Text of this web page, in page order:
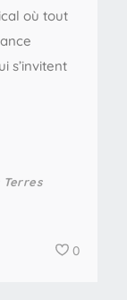
où tout
s’invitent
Terres
0